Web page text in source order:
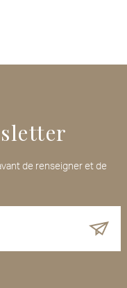
de renseigner et de